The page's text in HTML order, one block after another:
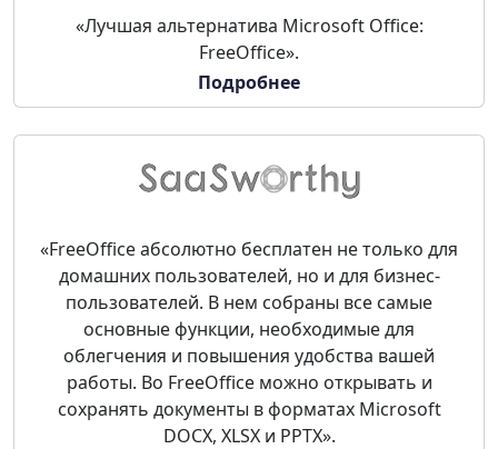
«Лучшая альтернатива Microsoft Office:
FreeOffice».
Подробнее
«FreeOffice абсолютно бесплатен не только для
домашних пользователей, но и для бизнес-
пользователей. В нем собраны все самые
основные функции, необходимые для
облегчения и повышения удобства вашей
работы. Во FreeOffice можно открывать и
сохранять документы в форматах Microsoft
DOCX, XLSX и PPTX».